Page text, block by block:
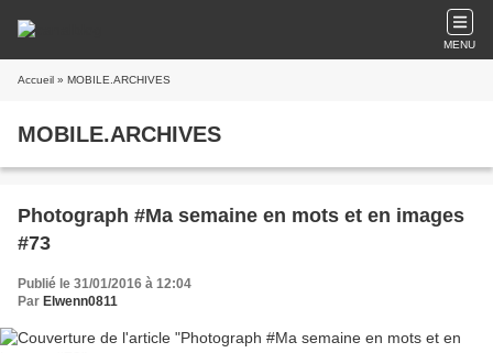
MENU
Accueil » MOBILE.ARCHIVES
MOBILE.ARCHIVES
Photograph #Ma semaine en mots et en images
#73
Publié le 31/01/2016 à 12:04
Par Elwenn0811